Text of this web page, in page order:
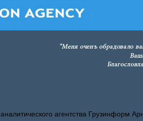
агентства Грузинформ